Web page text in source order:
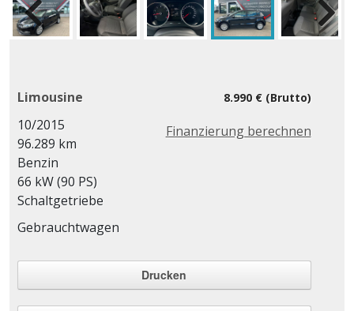
8.990 € (Brutto)
Finanzierung berechnen
Limousine
10/2015
96.289 km
Benzin
66 kW (90 PS)
Schaltgetriebe
Gebrauchtwagen
Drucken